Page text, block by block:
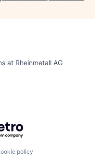
at Rheinmetall AG
Getro.com
policy